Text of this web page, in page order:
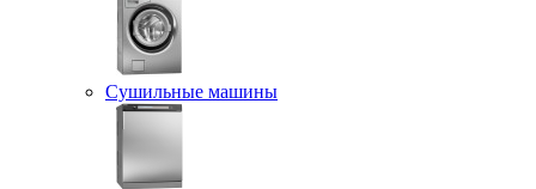
Сушильные машины